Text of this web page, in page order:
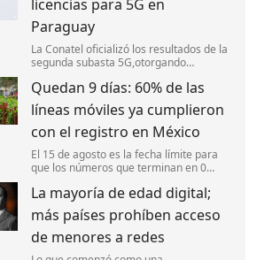
móviles y el sólido desempeño
licencias para 5G en
Paraguay
La Conatel oficializó los resultados de la
segunda subasta 5G,otorgando
Quedan 9 días: 60% de las
líneas móviles ya cumplieron
con el registro en México
El 15 de agosto es la fecha límite para
que los números que terminan en 0
suspendidas.
La mayoría de edad digital;
más países prohíben acceso
de menores a redes